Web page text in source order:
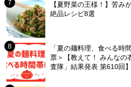
【夏野菜の王様！】苦み
絶品レシピ8選
「夏の麺料理、食べる時
票＞【教えて！ みんなの
査隊」結果発表 第610回】